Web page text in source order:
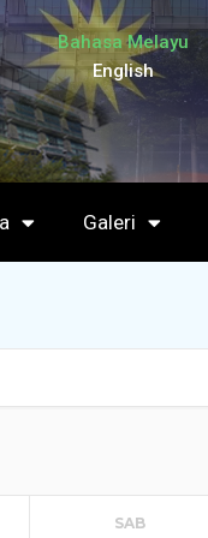
Bahasa Melayu
English
Galeri
SAB